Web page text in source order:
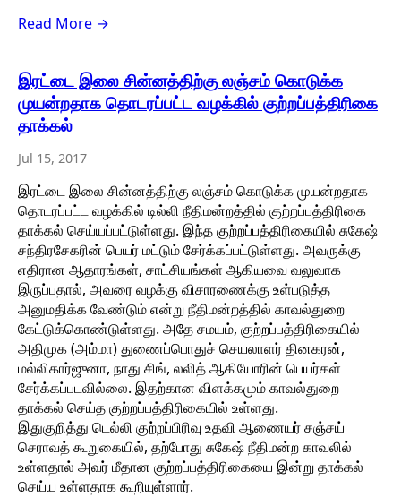
Read More →
இரட்டை இலை சின்னத்திற்கு லஞ்சம் கொடுக்க
முயன்றதாக தொடரப்பட்ட வழக்கில் குற்றப்பத்திரிகை
தாக்கல்
Jul 15, 2017
இரட்டை இலை சின்னத்திற்கு லஞ்சம் கொடுக்க முயன்றதாக
தொடரப்பட்ட வழக்கில் டில்லி நீதிமன்றத்தில் குற்றப்பத்திரிகை
தாக்கல் செய்யப்பட்டுள்ளது. இந்த குற்றப்பத்திரிகையில் சுகேஷ்
சந்திரசேகரின் பெயர் மட்டும் சேர்க்கப்பட்டுள்ளது. அவருக்கு
எதிரான ஆதாரங்கள், சாட்சியங்கள் ஆகியவை வலுவாக
இருப்பதால், அவரை வழக்கு விசாரணைக்கு உள்படுத்த
அனுமதிக்க வேண்டும் என்று நீதிமன்றத்தில் காவல்துறை
கேட்டுக்கொண்டுள்ளது. அதே சமயம், குற்றப்பத்திரிகையில்
அதிமுக (அம்மா) துணைப்பொதுச் செயலாளர் தினகரன்,
மல்லிகார்ஜுனா, நாது சிங், லலித் ஆகியோரின் பெயர்கள்
சேர்க்கப்படவில்லை. இதற்கான விளக்கமும் காவல்துறை
தாக்கல் செய்த குற்றப்பத்திரிகையில் உள்ளது.
இதுகுறித்து டெல்லி குற்றப்பிரிவு உதவி ஆணையர் சஞ்சய்
செராவத் கூறுகையில், தற்போது சுகேஷ் நீதிமன்ற காவலில்
உள்ளதால் அவர் மீதான குற்றப்பத்திரிகையை இன்று தாக்கல்
செய்ய உள்ளதாக கூறியுள்ளார்.